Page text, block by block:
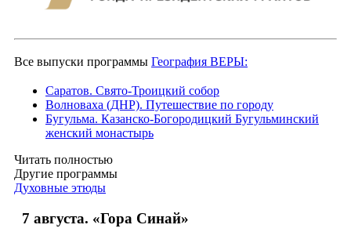
Все выпуски программы География ВЕРЫ:
Саратов. Свято-Троицкий собор
Волноваха (ДНР). Путешествие по городу
Бугульма. Казанско-Богородицкий Бугульминский
женский монастырь
Читать полностью
Другие программы
Духовные этюды
7 августа. «Гора Синай»